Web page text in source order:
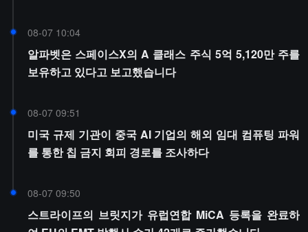
08-07 10:04
알파벳은 스페이스X의 A 클래스 주식 5억 5,120만 주를
보유하고 있다고 보고했습니다
08-07 09:51
미국 규제 기관이 중국 AI 기업의 해외 임대 컴퓨팅 파워
를 통한 칩 금지 회피 경로를 조사하다
08-07 09:50
스트라이프의 브릿지가 유럽연합 MiCA 등록을 완료하